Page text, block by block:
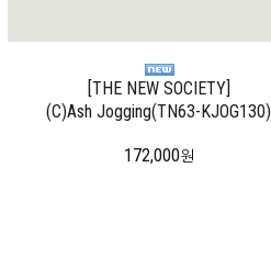
[THE NEW SOCIETY]
(C)Ash Jogging(TN63-KJOG130)
172,000원